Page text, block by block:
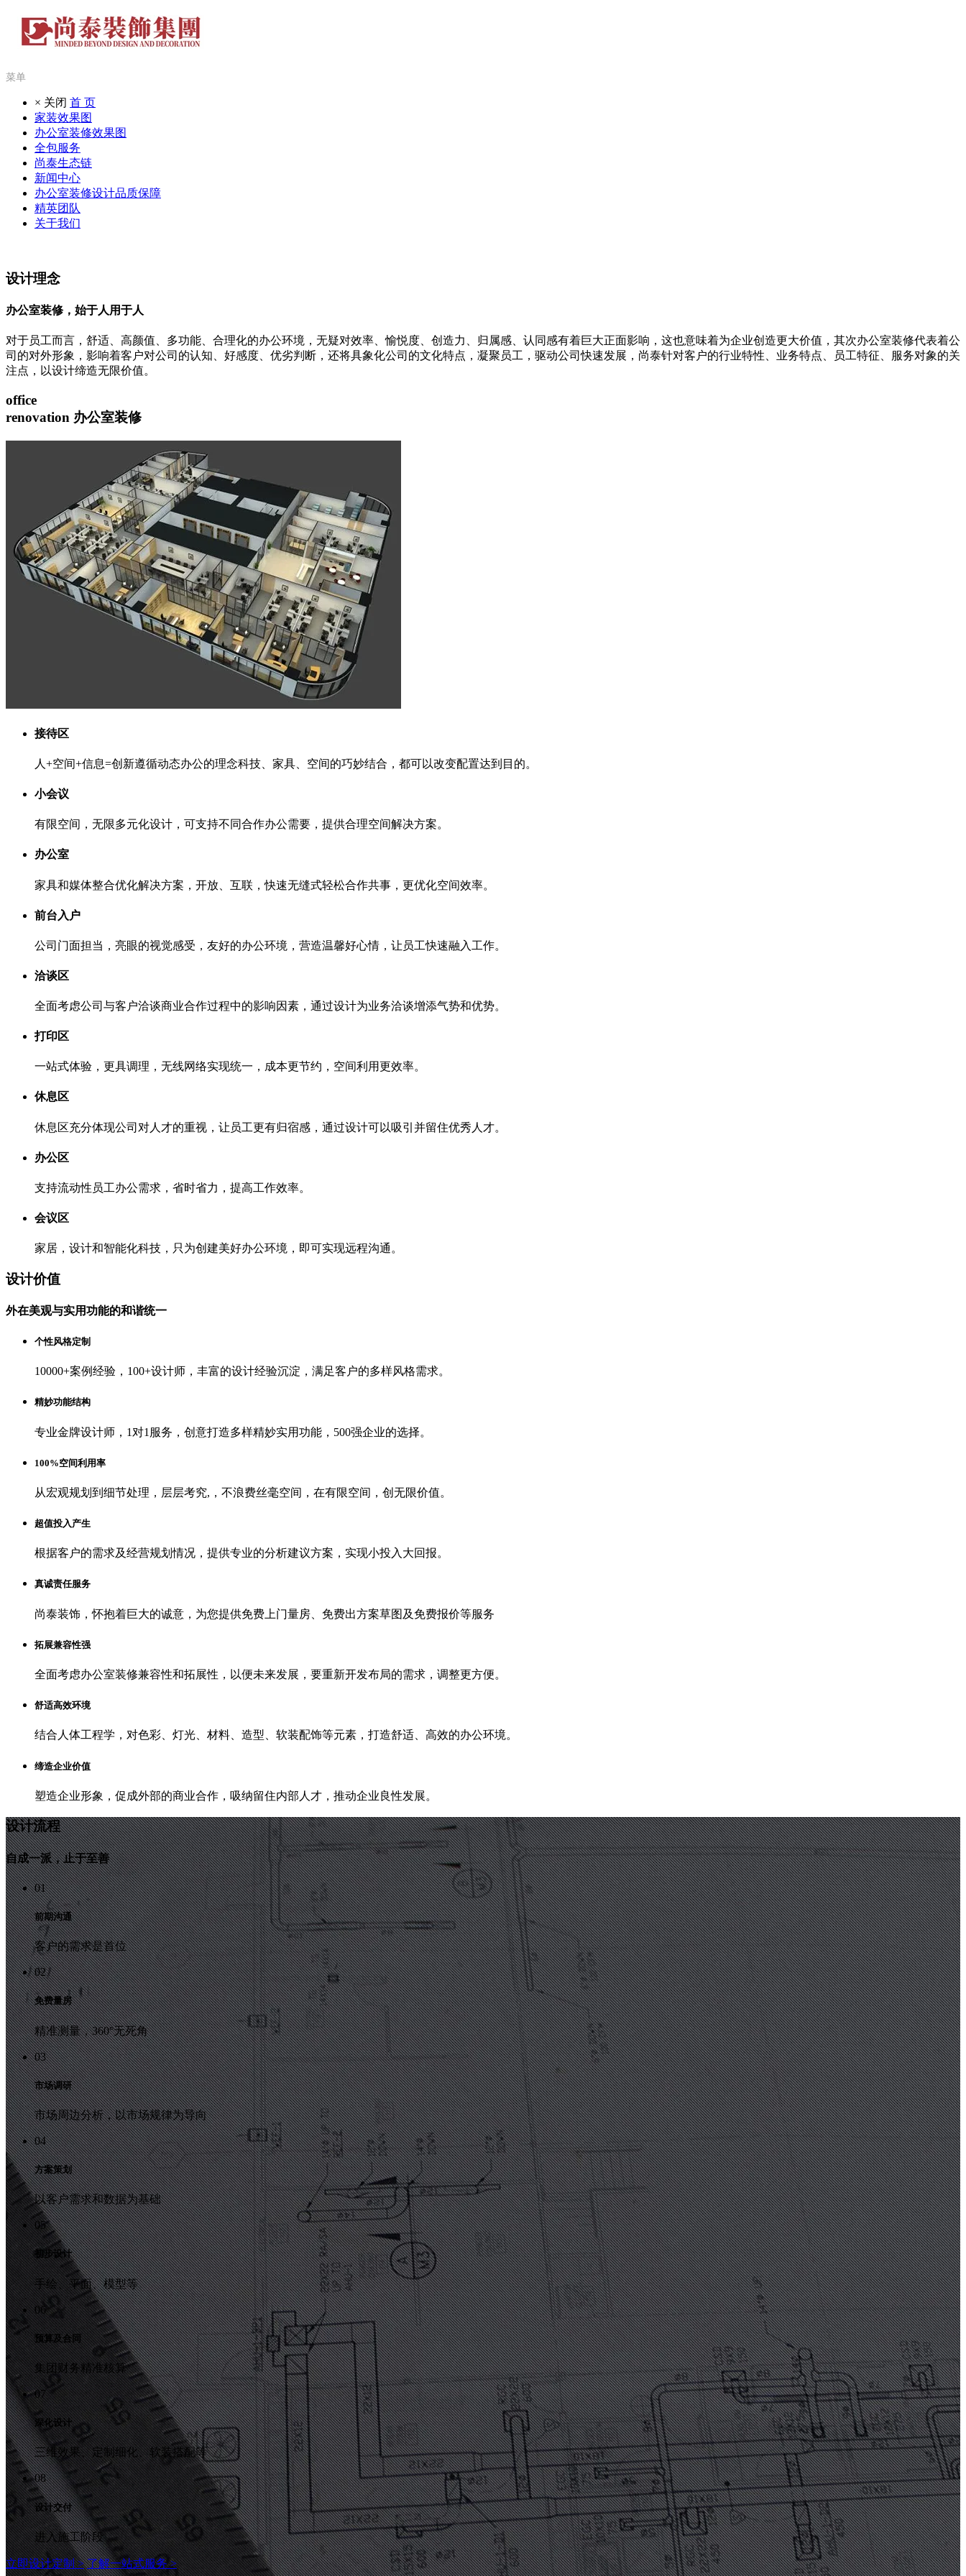
菜单
× 关闭 首 页
家装效果图
办公室装修效果图
全包服务
尚泰生态链
新闻中心
办公室装修设计品质保障
精英团队
关于我们
设计理念
办公室装修，始于人用于人
对于员工而言，舒适、高颜值、多功能、合理化的办公环境，无疑对效率、愉悦度、创造力、归属感、认同感有着巨大正面影响，这也意味着为企业创造更大价值，其次办公室装修代表着公
司的对外形象，影响着客户对公司的认知、好感度、优劣判断，还将具象化公司的文化特点，凝聚员工，驱动公司快速发展，尚泰针对客户的行业特性、业务特点、员工特征、服务对象的关
注点，以设计缔造无限价值。
office
renovation 办公室装修
接待区
人+空间+信息=创新遵循动态办公的理念科技、家具、空间的巧妙结合，都可以改变配置达到目的。
小会议
有限空间，无限多元化设计，可支持不同合作办公需要，提供合理空间解决方案。
办公室
家具和媒体整合优化解决方案，开放、互联，快速无缝式轻松合作共事，更优化空间效率。
前台入户
公司门面担当，亮眼的视觉感受，友好的办公环境，营造温馨好心情，让员工快速融入工作。
洽谈区
全面考虑公司与客户洽谈商业合作过程中的影响因素，通过设计为业务洽谈增添气势和优势。
打印区
一站式体验，更具调理，无线网络实现统一，成本更节约，空间利用更效率。
休息区
休息区充分体现公司对人才的重视，让员工更有归宿感，通过设计可以吸引并留住优秀人才。
办公区
支持流动性员工办公需求，省时省力，提高工作效率。
会议区
家居，设计和智能化科技，只为创建美好办公环境，即可实现远程沟通。
设计价值
外在美观与实用功能的和谐统一
个性风格定制
10000+案例经验，100+设计师，丰富的设计经验沉淀，满足客户的多样风格需求。
精妙功能结构
专业金牌设计师，1对1服务，创意打造多样精妙实用功能，500强企业的选择。
100%空间利用率
从宏观规划到细节处理，层层考究,，不浪费丝毫空间，在有限空间，创无限价值。
超值投入产生
根据客户的需求及经营规划情况，提供专业的分析建议方案，实现小投入大回报。
真诚责任服务
尚泰装饰，怀抱着巨大的诚意，为您提供免费上门量房、免费出方案草图及免费报价等服务
拓展兼容性强
全面考虑办公室装修兼容性和拓展性，以便未来发展，要重新开发布局的需求，调整更方便。
舒适高效环境
结合人体工程学，对色彩、灯光、材料、造型、软装配饰等元素，打造舒适、高效的办公环境。
缔造企业价值
塑造企业形象，促成外部的商业合作，吸纳留住内部人才，推动企业良性发展。
设计流程
自成一派，止于至善
01
前期沟通
客户的需求是首位
02
免费量房
精准测量，360°无死角
03
市场调研
市场周边分析，以市场规律为导向
04
方案策划
以客户需求和数据为基础
05
初步设计
手绘、平面、模型等
06
预算及合同
集团财务精准核算
07
深化设计
三维效果、定制细化、软装搭配等
08
设计交付
进入施工阶段
立即设计定制 > 了解一站式服务 >